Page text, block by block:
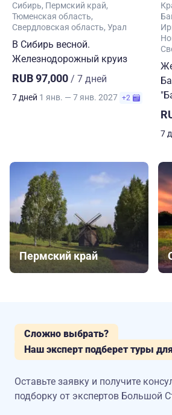
Сибирь Пермский край
Тюменская область
Свердловская область Урал
В Сибирь весной.
Железнодорожный круиз
RUB 97,000 / 7 дней
7 дней 1 янв. — 7 янв. 2027 +2
7
Пермский край
Сложно выбрать?
Наш эксперт подберет туры
Оставьте заявку и получите
подборку от экспертов Большой